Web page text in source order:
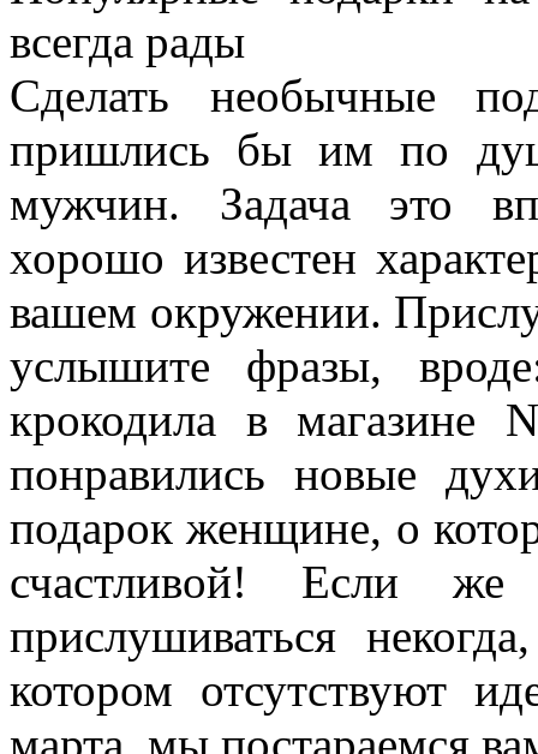
всегда рады
Сделать необычные
пришлись бы им по
мужчин. Задача это
хорошо известен
вашем окружении.
услышите фразы,
крокодила в магазине
понравились новые
подарок женщине, о
счастливой! Если
прислушиваться
котором отсутствуют
марта, мы постараемся